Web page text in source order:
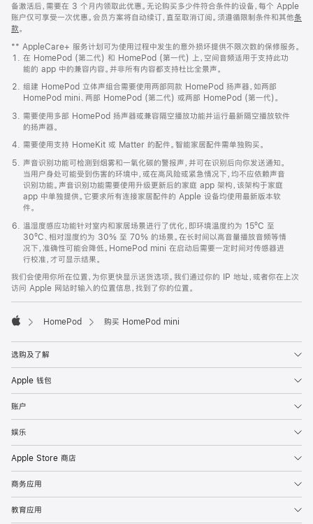
备激活后，需要在 3 个月内领取此优惠。无论购买多少件符合条件的设备，每个 Apple
账户仅可享受一次优惠。会员方案将自动续订，直至取消订阅。须遵循限制条件和其他条
款。
窗
口
中
打
开)
** AppleCare+ 服务计划可为使用过程中发生的意外损坏提供不限次数的保修服务。
在 HomePod (第二代) 和 HomePod (第一代) 上，空间音频适用于支持此功
能的 app 中的兼容内容。并非所有内容都支持杜比全景声。
组建 HomePod 立体声组合需要使用两部同款 HomePod 扬声器，如两部
HomePod mini、两部 HomePod (第二代) 或两部 HomePod (第一代)。
需要使用多部 HomePod 扬声器或兼容隔空播放功能并运行最新隔空播放软件
的扬声器。
需要使用支持 HomeKit 或 Matter 的配件。智能家居配件需单独购买。
声音识别功能可检测到烟雾和一氧化碳的警报声，并可在识别后向你发送通知。
当用户身处可能受到伤害的环境中，或在高风险或紧急情况下，均不应依赖声音
识别功能。声音识别功能需要使用升级更新后的家庭 app 架构，该架构于家庭
app 中单独提供。它要求所有连接家居配件的 Apple 设备均使用最新版本软
件。
温湿度感应功能针对室内和家居场景进行了优化，即环境温度约为 15ºC 至
30ºC、相对湿度约为 30% 至 70% 的场景。在长时间以高音量播放音频等情
况下，准确性可能会降低。HomePod mini 在启动后需要一定时间对传感器进
行校准，才可显示结果。
我们会使用你所在位置，为你更快显示送货选项。我们通过你的 IP 地址，或者你在上次
访问 Apple 网站时输入的位置信息，找到了你的位置。
HomePod 购买 HomePod mini
选购及了解
Apple 钱包
账户
娱乐
Apple Store 商店
商务应用
教育应用